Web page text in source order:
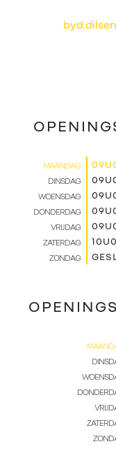
MAANDAG
DINSDAG
WOENSDAG
DONDERDAG
VRIJDAG
ZATERDAG
ZONDAG